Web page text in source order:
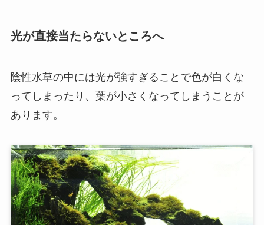
光が直接当たらないところへ
陰性水草の中には光が強すぎることで色が白くな
ってしまったり、葉が小さくなってしまうことが
あります。